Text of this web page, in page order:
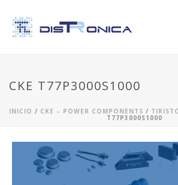
CKE T77P3000S1000
INICIO / CKE – POWER COMPONENTS /
T77P3000S1000